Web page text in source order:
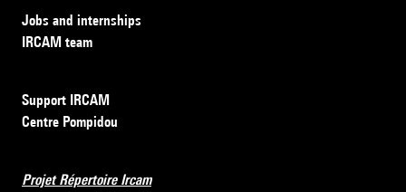
Jobs and internships
IRCAM team
Support IRCAM
Centre Pompidou
Projet Répertoire Ircam